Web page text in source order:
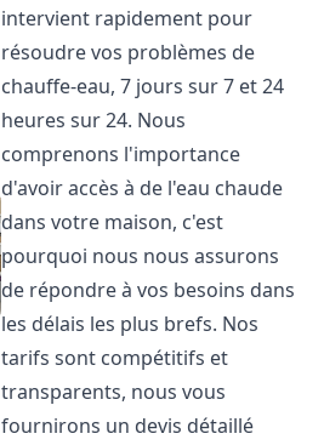
intervient rapidement pour
résoudre vos problèmes de
chauffe-eau, 7 jours sur 7 et 24
heures sur 24. Nous
comprenons l'importance
d'avoir accès à de l'eau chaude
dans votre maison, c'est
pourquoi nous nous assurons
de répondre à vos besoins dans
les délais les plus brefs. Nos
tarifs sont compétitifs et
transparents, nous vous
fournirons un devis détaillé